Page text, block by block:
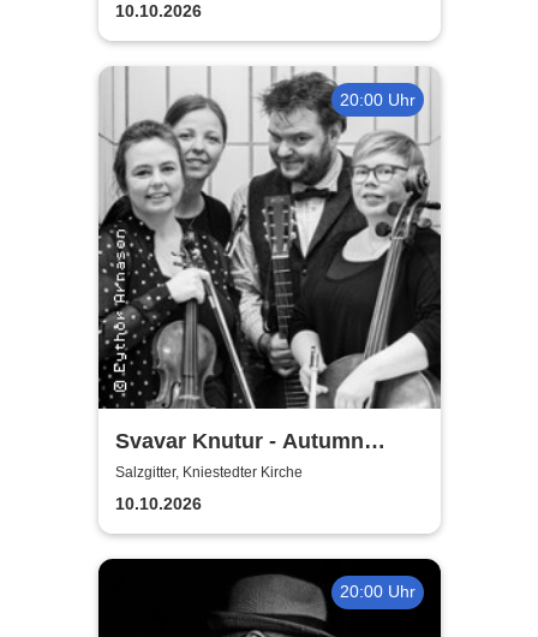
10.10.2026
20:00 Uhr
Svavar Knutur - Autumn
String Trio Tour
Salzgitter, Kniestedter Kirche
10.10.2026
20:00 Uhr